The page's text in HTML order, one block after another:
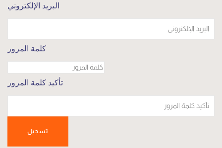
البريد الإلكتروني
كلمة المرور
تأكيد كلمة المرور
تسجيل